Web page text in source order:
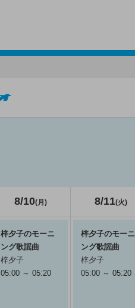
8/10(月) 8/11(火)
梓夕子のモーニ
ング歌謡曲
梓夕子
05:00 ～ 05:20
梓夕子のモーニ
ング歌謡曲
梓夕子
05:00 ～ 05:20